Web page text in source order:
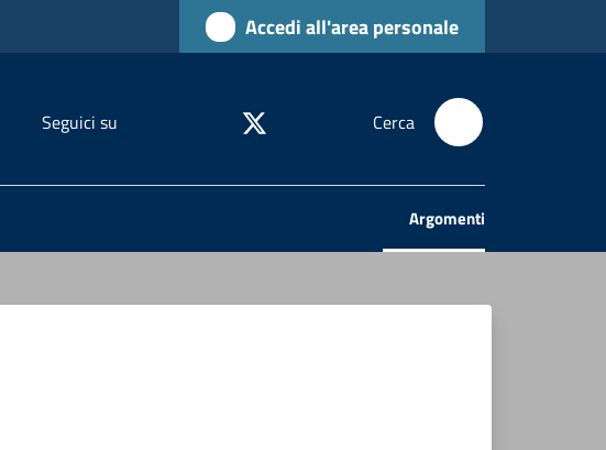
Accedi all'area personale
Seguici su Cerca
Argomenti
Menu selezionato